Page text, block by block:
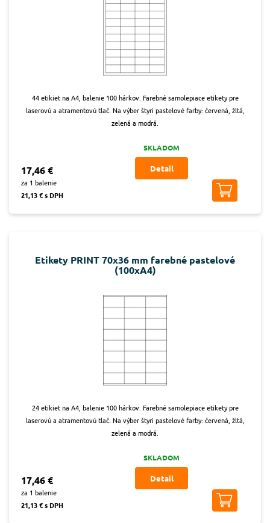
44 etikiet na A4, balenie 100 hárkov. Farebné samolepiace etikety pre
laserovú a atramentovú tlač. Na výber štyri pastelové farby: červená, žltá,
zelená a modrá.
17,46 €
za 1 balenie
21,13 € s DPH
SKLADOM
Detail
Etikety PRINT 70x36 mm farebné pastelové
(100xA4)
24 etikiet na A4, balenie 100 hárkov. Farebné samolepiace etikety pre
laserovú a atramentovú tlač. Na výber štyri pastelové farby: červená, žltá,
zelená a modrá.
17,46 €
za 1 balenie
21,13 € s DPH
SKLADOM
Detail